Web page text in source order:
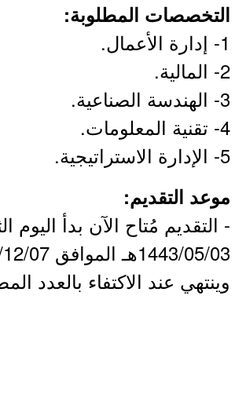
التخصصات المطلوبة:
1- إدارة الأعمال.
2- المالية.
3- الهندسة الصناعية.
4- تقنية المعلومات.
5- الإدارة الاستراتيجية.
موعد التقديم:
- التقديم مُتاح الآن بدأ اليوم
وينتهي عند الاكتفاء بالعدد